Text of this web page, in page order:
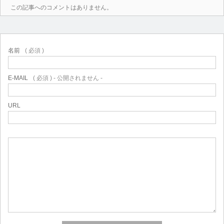
この記事へのコメントはありません。
名前 ( 必須 )
E-MAIL ( 必須 ) - 公開されません -
URL